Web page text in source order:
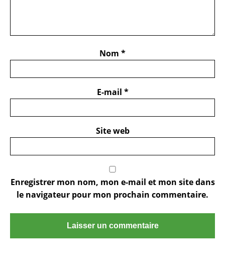
Nom *
E-mail *
Site web
Enregistrer mon nom, mon e-mail et mon site dans
le navigateur pour mon prochain commentaire.